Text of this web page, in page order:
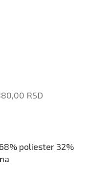
RSD
poliester 32%